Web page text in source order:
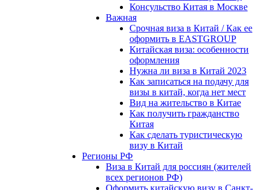
Консульство Китая в Москве
Важная
Срочная виза в Китай / Как ее
оформить в EASTGROUP
Китайская виза: особенности
оформления
Нужна ли виза в Китай 2023
Как записаться на подачу для
визы в китай, когда нет мест
Вид на жительство в Китае
Как получить гражданство
Китая
Как сделать туристическую
визу в Китай
Регионы РФ
Виза в Китай для россиян (жителей
всех регионов РФ)